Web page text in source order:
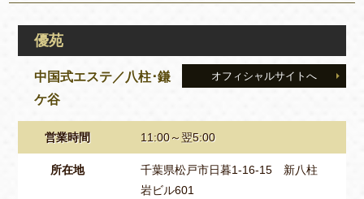
優苑
オフィシャルサイトへ
中国式エステ／八柱･鎌
ケ谷
営業時間 11:00～翌5:00
所在地
千葉県松戸市日暮1-16-15 新八柱
岩ビル601